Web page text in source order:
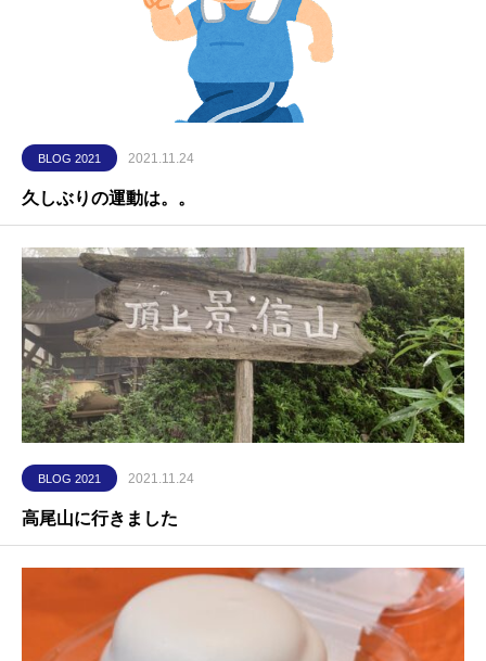
BLOG 2021 2021.11.24
久しぶりの運動は。。
BLOG 2021 2021.11.24
高尾山に行きました